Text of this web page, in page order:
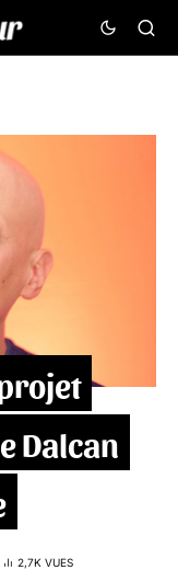
Dalcan
2,7K VUES